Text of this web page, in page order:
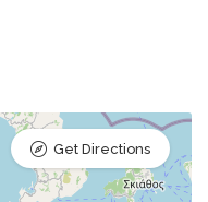
Get Directions